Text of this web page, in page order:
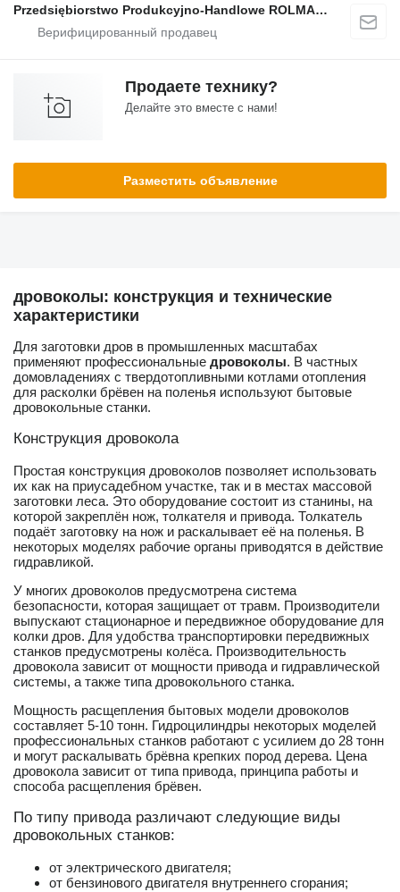
Przedsiębiorstwo Produkcyjno-Handlowe ROLMAPOL Marcin Dziekan
Продаете технику?
Делайте это вместе с нами!
Разместить объявление
дровоколы: конструкция и технические
характеристики
Для заготовки дров в промышленных масштабах
применяют профессиональные дровоколы. В частных
домовладениях с твердотопливными котлами отопления
для расколки брёвен на поленья используют бытовые
дровокольные станки.
Конструкция дровокола
Простая конструкция дровоколов позволяет использовать
их как на приусадебном участке, так и в местах массовой
заготовки леса. Это оборудование состоит из станины, на
которой закреплён нож, толкателя и привода. Толкатель
подаёт заготовку на нож и раскалывает её на поленья. В
некоторых моделях рабочие органы приводятся в действие
гидравликой.
У многих дровоколов предусмотрена система
безопасности, которая защищает от травм. Производители
выпускают стационарное и передвижное оборудование для
колки дров. Для удобства транспортировки передвижных
станков предусмотрены колёса. Производительность
дровокола зависит от мощности привода и гидравлической
системы, а также типа дровокольного станка.
Мощность расщепления бытовых модели дровоколов
составляет 5-10 тонн. Гидроцилиндры некоторых моделей
профессиональных станков работают с усилием до 28 тонн
и могут раскалывать брёвна крепких пород дерева. Цена
дровокола зависит от типа привода, принципа работы и
способа расщепления брёвен.
По типу привода различают следующие виды
дровокольных станков:
от электрического двигателя;
от бензинового двигателя внутреннего сгорания;